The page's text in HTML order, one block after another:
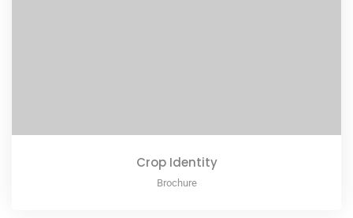
Crop Identity
Brochure